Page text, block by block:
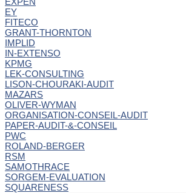
EY
FITECO
GRANT-THORNTON
IMPLID
IN-EXTENSO
KPMG
LEK-CONSULTING
LISON-CHOURAKI-AUDIT
MAZARS
OLIVER-WYMAN
ORGANISATION-CONSEIL-AUDIT
PAPER-AUDIT-&-CONSEIL
PWC
ROLAND-BERGER
RSM
SAMOTHRACE
SORGEM-EVALUATION
SQUARENESS